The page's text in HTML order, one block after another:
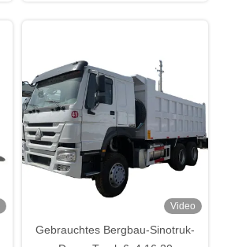
Video
Gebrauchtes Bergbau-Sinotruk-